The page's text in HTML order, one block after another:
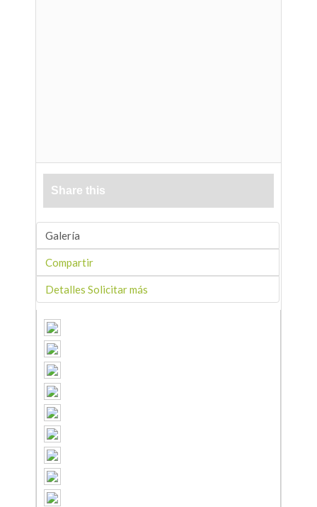
Share this
Galería
Compartir
Detalles Solicitar más